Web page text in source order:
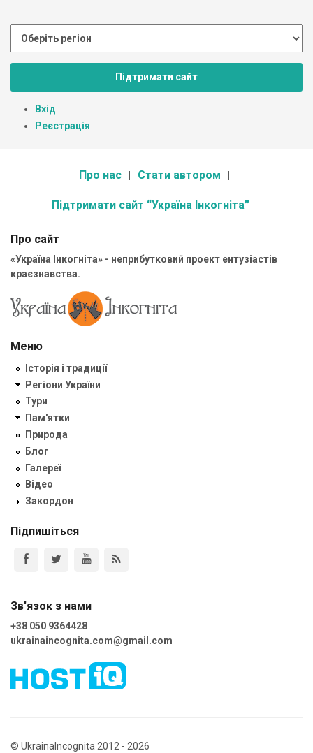
Підтримати сайт
Вхід
Реєстрація
Про нас Стати автором
Підтримати сайт “Україна Інкогніта”
Про сайт
«Україна Інкогніта» - неприбутковий проект ентузіастів
краєзнавства.
Меню
Історія і традиції
Регіони України
Тури
Пам'ятки
Природа
Блог
Галереї
Відео
Закордон
Підпишіться
Зв'язок з нами
+38 050 9364428
ukrainaincognita.com@gmail.com
© UkrainaIncognita 2012 - 2026